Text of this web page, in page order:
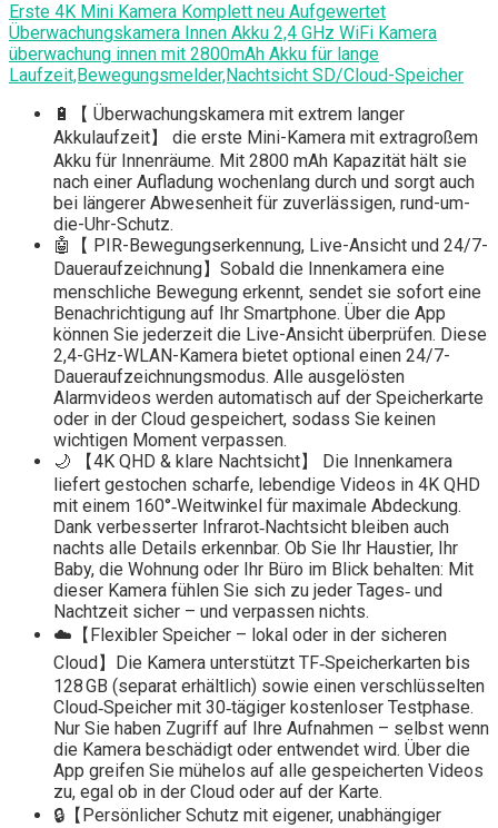
Erste 4K Mini Kamera Komplett neu Aufgewertet
Überwachungskamera Innen Akku 2,4 GHz WiFi Kamera
überwachung innen mit 2800mAh Akku für lange
Laufzeit,Bewegungsmelder,Nachtsicht SD/Cloud-Speicher
🔋【 Überwachungskamera mit extrem langer
Akkulaufzeit】 die erste Mini-Kamera mit extragroßem
Akku für Innenräume. Mit 2800 mAh Kapazität hält sie
nach einer Aufladung wochenlang durch und sorgt auch
bei längerer Abwesenheit für zuverlässigen, rund-um-
die-Uhr-Schutz.
🤖【 PIR-Bewegungserkennung, Live-Ansicht und 24/7-
Daueraufzeichnung】Sobald die Innenkamera eine
menschliche Bewegung erkennt, sendet sie sofort eine
Benachrichtigung auf Ihr Smartphone. Über die App
können Sie jederzeit die Live-Ansicht überprüfen. Diese
2,4-GHz-WLAN-Kamera bietet optional einen 24/7-
Daueraufzeichnungsmodus. Alle ausgelösten
Alarmvideos werden automatisch auf der Speicherkarte
oder in der Cloud gespeichert, sodass Sie keinen
wichtigen Moment verpassen.
🌙 【4K QHD & klare Nachtsicht】 Die Innenkamera
liefert gestochen scharfe, lebendige Videos in 4K QHD
mit einem 160°‑Weitwinkel für maximale Abdeckung.
Dank verbesserter Infrarot‑Nachtsicht bleiben auch
nachts alle Details erkennbar. Ob Sie Ihr Haustier, Ihr
Baby, die Wohnung oder Ihr Büro im Blick behalten: Mit
dieser Kamera fühlen Sie sich zu jeder Tages‑ und
Nachtzeit sicher – und verpassen nichts.
☁️【Flexibler Speicher – lokal oder in der sicheren
Cloud】Die Kamera unterstützt TF‑Speicherkarten bis
128 GB (separat erhältlich) sowie einen verschlüsselten
Cloud‑Speicher mit 30‑tägiger kostenloser Testphase.
Nur Sie haben Zugriff auf Ihre Aufnahmen – selbst wenn
die Kamera beschädigt oder entwendet wird. Über die
App greifen Sie mühelos auf alle gespeicherten Videos
zu, egal ob in der Cloud oder auf der Karte.
🔒【Persönlicher Schutz mit eigener, unabhängiger